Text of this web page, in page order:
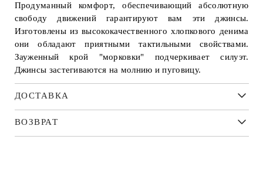
Продуманный комфорт, обеспечивающий абсолютную
свободу движений гарантируют вам эти джинсы.
Изготовлены из высококачественного хлопкового денима
они обладают приятными тактильными свойствами.
Зауженный крой "морковки" подчеркивает силуэт.
Джинсы застегиваются на молнию и пуговицу.
ДОСТАВКА
ВОЗВРАТ